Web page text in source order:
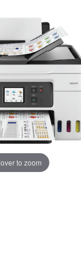
to zoom